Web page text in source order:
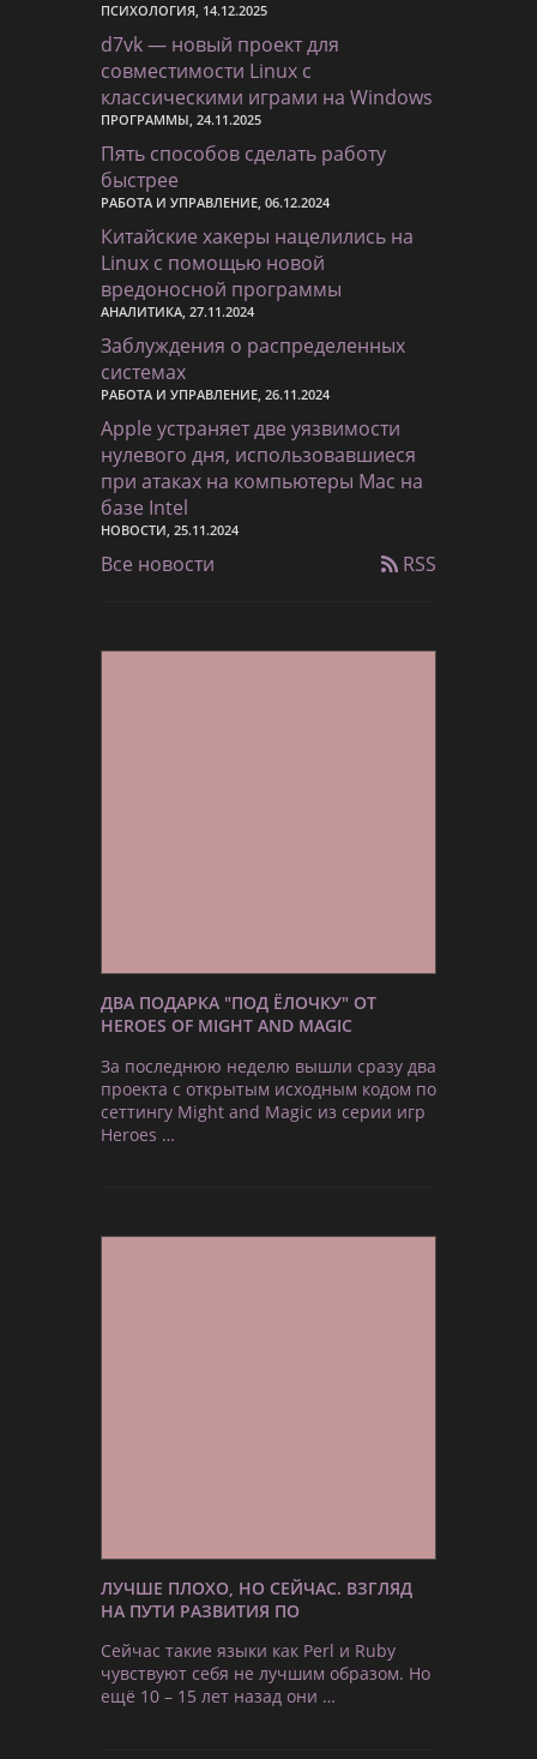
ПСИХОЛОГИЯ, 14.12.2025
d7vk — новый проект для
совместимости Linux с
классическими играми на Windows
ПРОГРАММЫ, 24.11.2025
Пять способов сделать работу
быстрее
РАБОТА И УПРАВЛЕНИЕ, 06.12.2024
Китайские хакеры нацелились на
Linux с помощью новой
вредоносной программы
АНАЛИТИКА, 27.11.2024
Заблуждения о распределенных
системах
РАБОТА И УПРАВЛЕНИЕ, 26.11.2024
Apple устраняет две уязвимости
нулевого дня, использовавшиеся
при атаках на компьютеры Mac на
базе Intel
НОВОСТИ, 25.11.2024
Все новости RSS
ДВА ПОДАРКА "ПОД ЁЛОЧКУ" ОТ
HEROES OF MIGHT AND MAGIC
За последнюю неделю вышли сразу два
проекта с открытым исходным кодом по
сеттингу Might and Magic из серии игр
Heroes …
ЛУЧШЕ ПЛОХО, НО СЕЙЧАС. ВЗГЛЯД
НА ПУТИ РАЗВИТИЯ ПО
Сейчас такие языки как Perl и Ruby
чувствуют себя не лучшим образом. Но
ещё 10 – 15 лет назад они …